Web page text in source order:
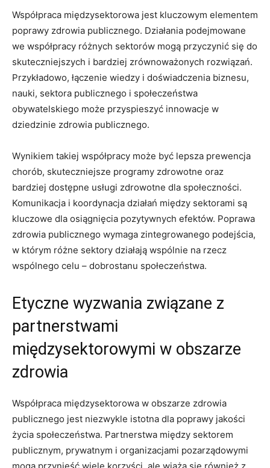
Współpraca ⁤międzysektorowa jest kluczowym elementem
poprawy zdrowia publicznego. Działania podejmowane
we współpracy różnych sektorów mogą przyczynić się do
⁢skuteczniejszych i bardziej zrównoważonych rozwiązań.
Przykładowo, łączenie wiedzy i‌ doświadczenia ​biznesu,
nauki, sektora‍ publicznego i społeczeństwa
obywatelskiego może przyspieszyć innowacje w
dziedzinie zdrowia ‍publicznego.
Wynikiem takiej​ współpracy‍ może⁣ być lepsza prewencja
chorób, skuteczniejsze ⁢programy zdrowotne oraz
bardziej dostępne usługi ‌zdrowotne ​dla społeczności.
Komunikacja i ⁤koordynacja działań między sektorami są
kluczowe dla osiągnięcia ⁤pozytywnych efektów. Poprawa⁤
zdrowia publicznego ‌wymaga zintegrowanego‌ podejścia,
w którym różne⁣ sektory działają wspólnie na rzecz
⁣wspólnego⁢ celu – dobrostanu ⁣społeczeństwa.
Etyczne wyzwania ​związane z
partnerstwami
międzysektorowymi w ⁤obszarze
⁣zdrowia
Współpraca ​międzysektorowa w obszarze zdrowia
publicznego jest niezwykle ‌istotna dla ⁣poprawy⁢ jakości
życia społeczeństwa. ⁤Partnerstwa między sektorem
publicznym, prywatnym i organizacjami pozarządowymi